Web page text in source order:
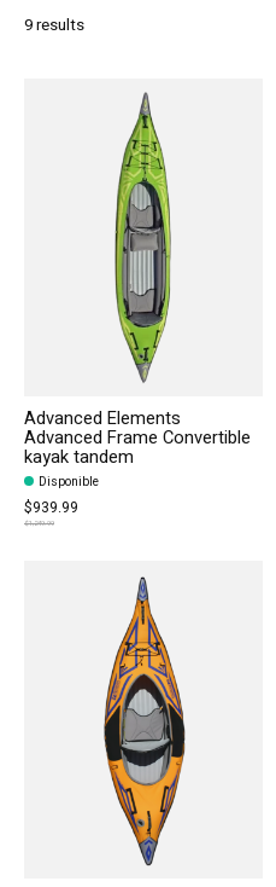
9results
Advanced Elements
Advanced Frame Convertible
kayak tandem
Disponible
$939.99
$1,249.99